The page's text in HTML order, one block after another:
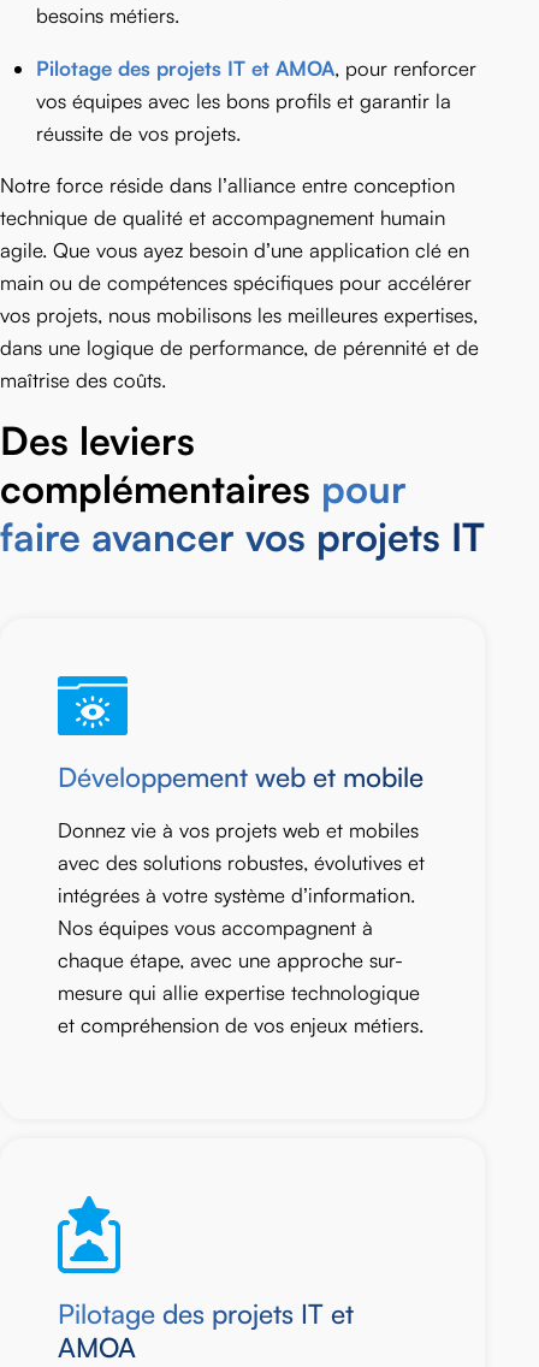
besoins métiers.
Pilotage des projets IT et AMOA, pour renforcer
vos équipes avec les bons profils et garantir la
réussite de vos projets.
Notre force réside dans l’alliance entre conception
technique de qualité et accompagnement humain
agile. Que vous ayez besoin d’une application clé en
main ou de compétences spécifiques pour accélérer
vos projets, nous mobilisons les meilleures expertises,
dans une logique de performance, de pérennité et de
maîtrise des coûts.
Des leviers
complémentaires pour
faire avancer vos projets IT
Développement web et mobile
Donnez vie à vos projets web et mobiles
avec des solutions robustes, évolutives et
intégrées à votre système d’information.
Nos équipes vous accompagnent à
chaque étape, avec une approche sur-
mesure qui allie expertise technologique
et compréhension de vos enjeux métiers.
Pilotage des projets IT et
AMOA